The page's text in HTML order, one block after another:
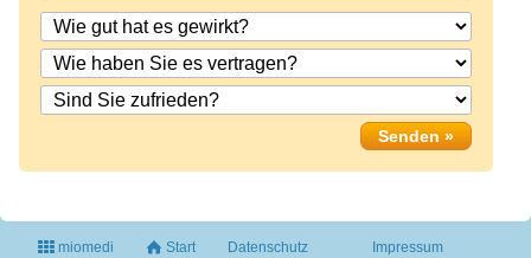
miomedi Start Datenschutz Impressum